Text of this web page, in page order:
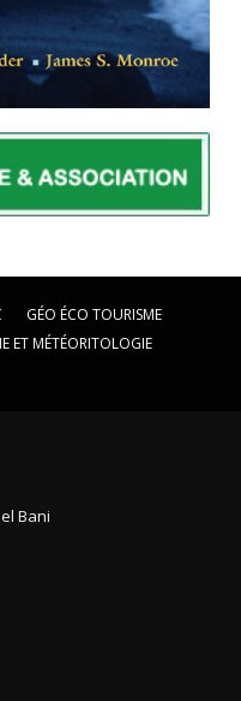
GÉO ÉCO TOURISME
ET MÉTÉORITOLOGIE
Bani